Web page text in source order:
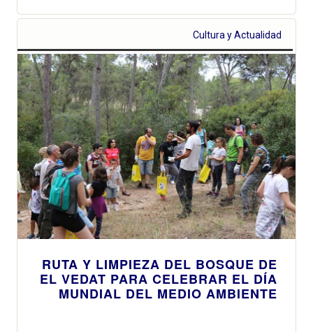
Cultura y Actualidad
RUTA Y LIMPIEZA DEL BOSQUE DE
EL VEDAT PARA CELEBRAR EL DÍA
MUNDIAL DEL MEDIO AMBIENTE